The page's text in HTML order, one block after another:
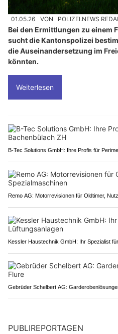
01.05.26 VON POLIZEI.NEWS
Bei den Ermittlungen zu einem
sucht die Kantonspolizei
die Auseinandersetzung im
könnten.
Weiterlesen
B-Tec Solutions GmbH: Ihre Profis für
Remo AG: Motorrevisionen für Oldtimer,
Kessler Haustechnik GmbH: Ihr Spezialist
Gebrüder Schelbert AG:
PUBLIREPORTAGEN